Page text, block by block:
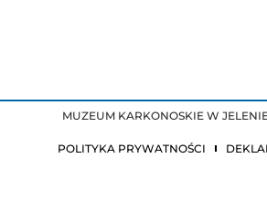
MUZEUM KARKONOSKIE W
POLITYKA PRYWATNOŚCI